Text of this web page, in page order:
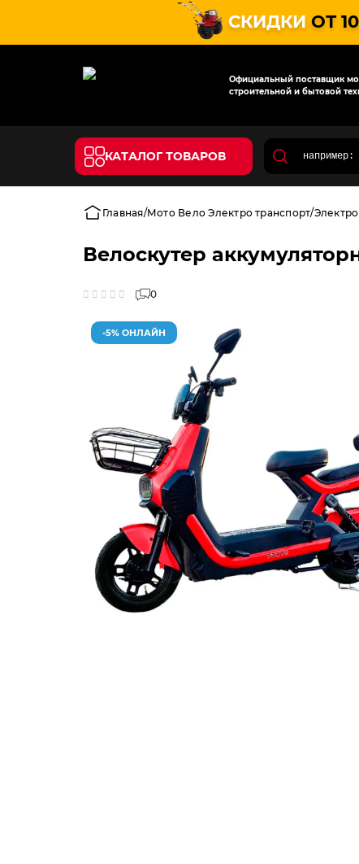
СКИДКИ ОТ
Официальный поставщик
строительной и бытовой
КАТАЛОГ ТОВАРОВ
Главная Мото Вело Электро транспорт
Велоскутер
0
-5% ОНЛАЙН